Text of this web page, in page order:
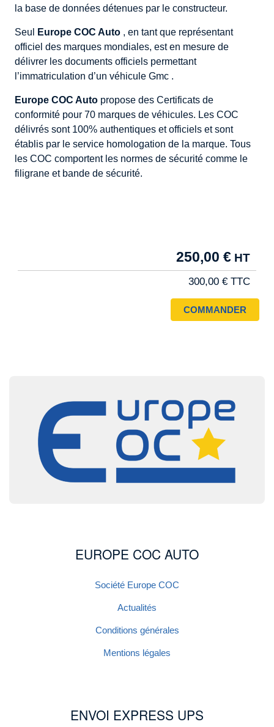
la base de données détenues par le constructeur.
Seul Europe COC Auto, en tant que représentant
officiel des marques mondiales, est en mesure de
délivrer les documents officiels permettant
l’immatriculation d’un véhicule Gmc .
Europe COC Autopropose des Certificats de
conformité pour 70 marques de véhicules. Les COC
délivrés sont 100% authentiques et officiels et sont
établis par le service homologation de la marque. Tous
les COC comportent les normes de sécurité comme le
filigrane et bande de sécurité.
250,00 €
300,00 €
EUROPE COC AUTO
Société Europe COC
Actualités
Conditions générales
Mentions légales
ENVOI EXPRESS UPS